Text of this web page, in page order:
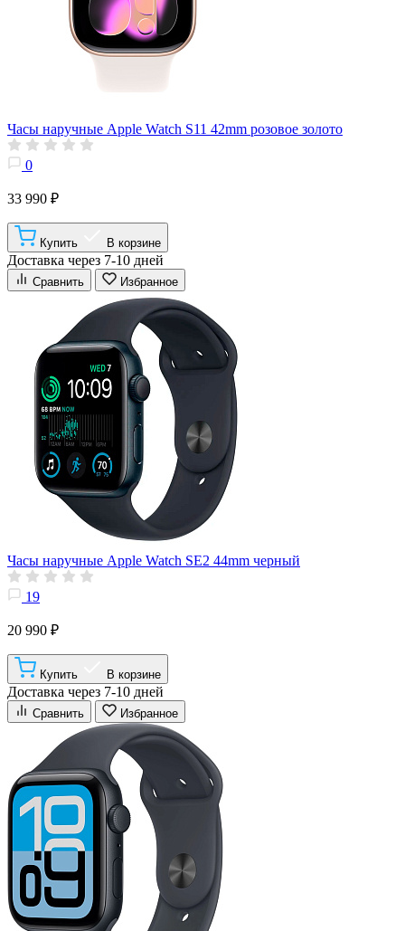
Часы наручные Apple Watch S11 42mm розовое золото
0
33 990 ₽
Купить В корзине
Доставка через 7-10 дней
Сравнить Избранное
Часы наручные Apple Watch SE2 44mm черный
19
20 990 ₽
Купить В корзине
Доставка через 7-10 дней
Сравнить Избранное